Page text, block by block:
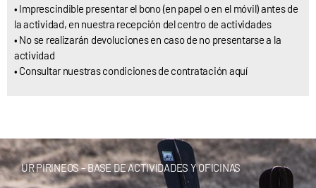
• Imprescindible presentar el bono (en papel o en el móvil) antes de
la actividad, en nuestra recepción del centro de actividades
• No se realizarán devoluciones en caso de no presentarse a la
actividad
• Consultar nuestrascondiciones de contratación aquí
UR PIRINEOS – BASE DE ACTIVIDADES Y OFICINAS